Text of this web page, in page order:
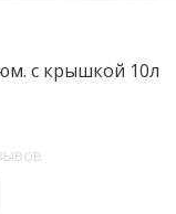
с крышкой 10л